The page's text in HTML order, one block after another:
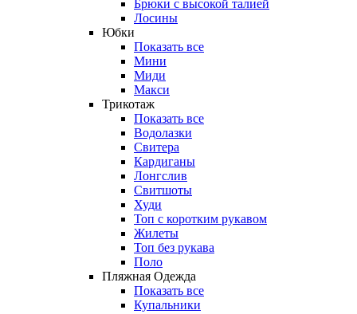
Брюки с высокой талией
Лосины
Юбки
Показать все
Мини
Миди
Макси
Трикотаж
Показать все
Водолазки
Свитера
Кардиганы
Лонгслив
Свитшоты
Худи
Топ с коротким рукавом
Жилеты
Топ без рукава
Поло
Пляжная Одежда
Показать все
Купальники